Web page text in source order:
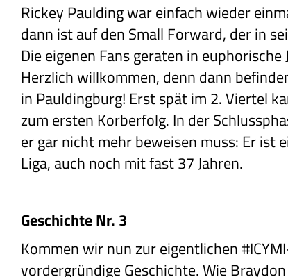
Rickey Paulding war einfach wieder
dann ist auf den Small Forward, der in
Die eigenen Fans geraten in
Herzlich willkommen, denn dann
in Pauldingburg! Erst spät im 2. Viertel
zum ersten Korberfolg. In der
er gar nicht mehr beweisen muss: Er ist
Liga, auch noch mit fast 37 Jahren.
Geschichte Nr. 3
Kommen wir nun zur eigentlichen
vordergründige Geschichte. Wie